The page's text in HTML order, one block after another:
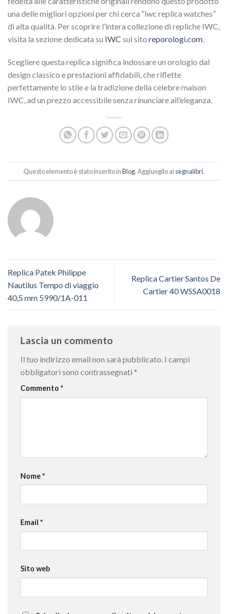
una delle migliori opzioni per chi cerca “iwc replica watches”
di alta qualità. Per scoprire l’intera collezione di repliche IWC,
visita la sezione dedicata su IWC sul sito reporologi.com
Scegliere questa replica significa indossare un orologio dal
design classico e prestazioni affidabili, che riflette
perfettamente lo stile e la tradizione della celebre maison
IWC, ad un prezzo accessibile senza rinunciare all’eleganza.
Questo elemento è stato inserito inBlog. Aggiungilo aisegnalibri.
Replica Patek Philippe
Nautilus Tempo di viaggio
40,5 mm 5990/1A-011
Replica Cartier Santos De
Cartier 40 WSSA0018
Lascia un commento
Il tuo indirizzo email non sarà pubblicato. I campi
obbligatori sono contrassegnati *
Commento *
Nome*
Email *
Sito web